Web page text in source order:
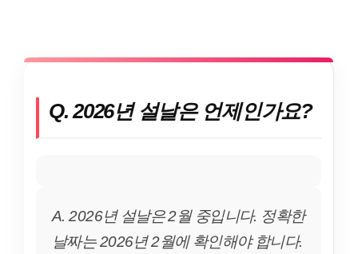
Q. 2026년 설날은 언제인가요?
A. 2026년 설날은 2월 중입니다. 정확한
날짜는 2026년 2월에 확인해야 합니다.